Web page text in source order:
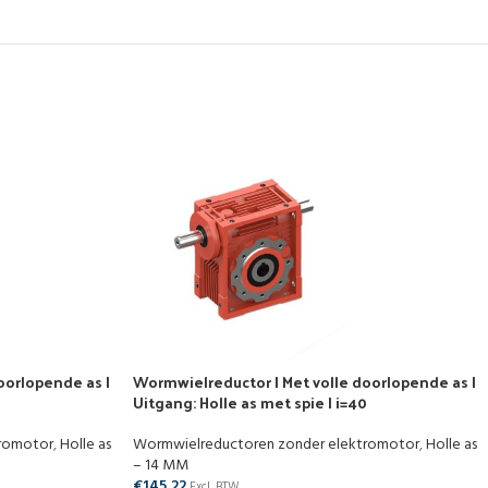
as |
,Holle as
Wormwielreductor | Met volle doorlopende as |
Uitgang: Holle as met spie | i=40
Wormwielreductoren zonder elektromotor,Holle as
– 14 MM